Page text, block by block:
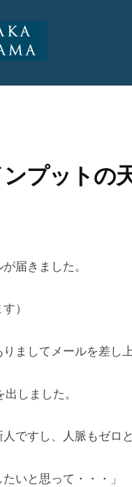
プットの
届きました。
）
りましてメールを差し
しました。
ですし、人脈もゼロと
いと思って・・・」